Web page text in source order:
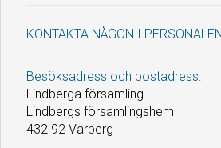
KONTAKTA NÅGON I
Besöksadress och postadress:
Lindberga församling
Lindbergs församlingshem
432 92 Varberg